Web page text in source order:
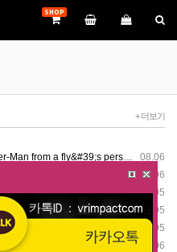
SHOP
+ 더보기
08.06
from a fly&#39;s perspective VR360
08.06
from a fly&#39;s perspective VR360
08.05
after the drone show 8K (8-1-2026) - Silver Dollar City (Insta360 X5)
08.05
Falls Scenes 8K (8-1-2026) - Silver Dollar City (Insta360 X5)
08.05
Stroll after the drone show 8K (8-1-2026) - Silver Dollar City (Insta360 X5)
08.06
from a fly&#39;s perspective VR360